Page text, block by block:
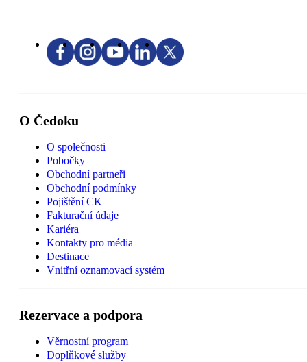
O Čedoku
O společnosti
Pobočky
Obchodní partneři
Obchodní podmínky
Pojištění CK
Fakturační údaje
Kariéra
Kontakty pro média
Destinace
Vnitřní oznamovací systém
Rezervace a podpora
Věrnostní program
Doplňkové služby